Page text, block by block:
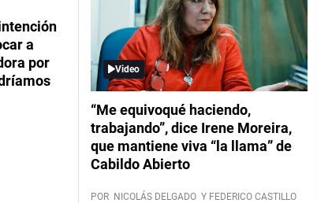
a
por
Video
“Me equivoqué haciendo,
trabajando”, dice Irene Moreira,
que mantiene viva “la llama” de
Cabildo Abierto
POR NICOLÁS DELGADO Y FEDERICO CASTILLO